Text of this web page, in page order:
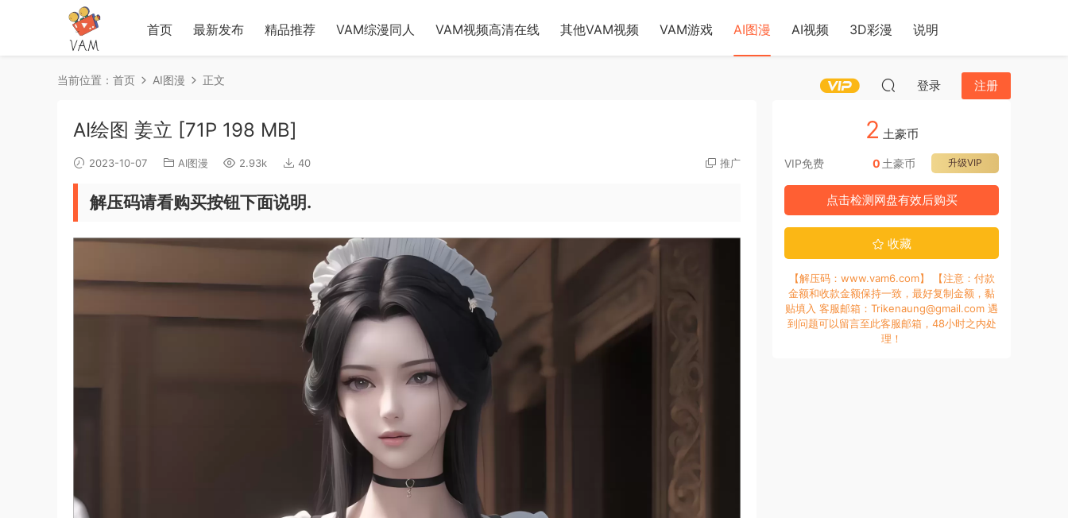
首页 最新发布 精品推荐 VAM综漫同人 VAM视频高清在线 其他VAM视频 VAM游戏 AI图漫 AI视频 3D彩漫 说明
登录 注册
当前位置： 首页 AI图漫 正文
AI绘图 姜立 [71P 198 MB]
2023-10-07 AI图漫 2.93k 40 推广
解压码请看购买按钮下面说明.
2 土豪币
VIP免费 升级VIP
0 土豪币
点击检测网盘有效后购买
收藏
【解压码：www.vam6.com】 【注意：付款
金额和收款金额保持一致，最好复制金额，黏
贴填入 客服邮箱：Trikenaung@gmail.com 遇
到问题可以留言至此客服邮箱，48小时之内处
理！